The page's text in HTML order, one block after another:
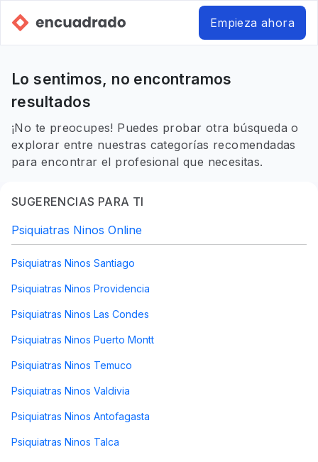
Empieza ahora
Lo sentimos, no encontramos
resultados
¡No te preocupes! Puedes probar otra búsqueda o
explorar entre nuestras categorías recomendadas
para encontrar el profesional que necesitas.
SUGERENCIAS PARA TI
Psiquiatras Ninos Online
Psiquiatras Ninos Santiago
Psiquiatras Ninos Providencia
Psiquiatras Ninos Las Condes
Psiquiatras Ninos Puerto Montt
Psiquiatras Ninos Temuco
Psiquiatras Ninos Valdivia
Psiquiatras Ninos Antofagasta
Psiquiatras Ninos Talca